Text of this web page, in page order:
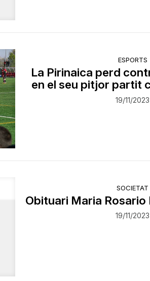
ESPORTS
La Pirinaica perd
en el seu pitjor partit
19/11/2023
SOCIETAT
Obituari Maria Rosario
19/11/2023